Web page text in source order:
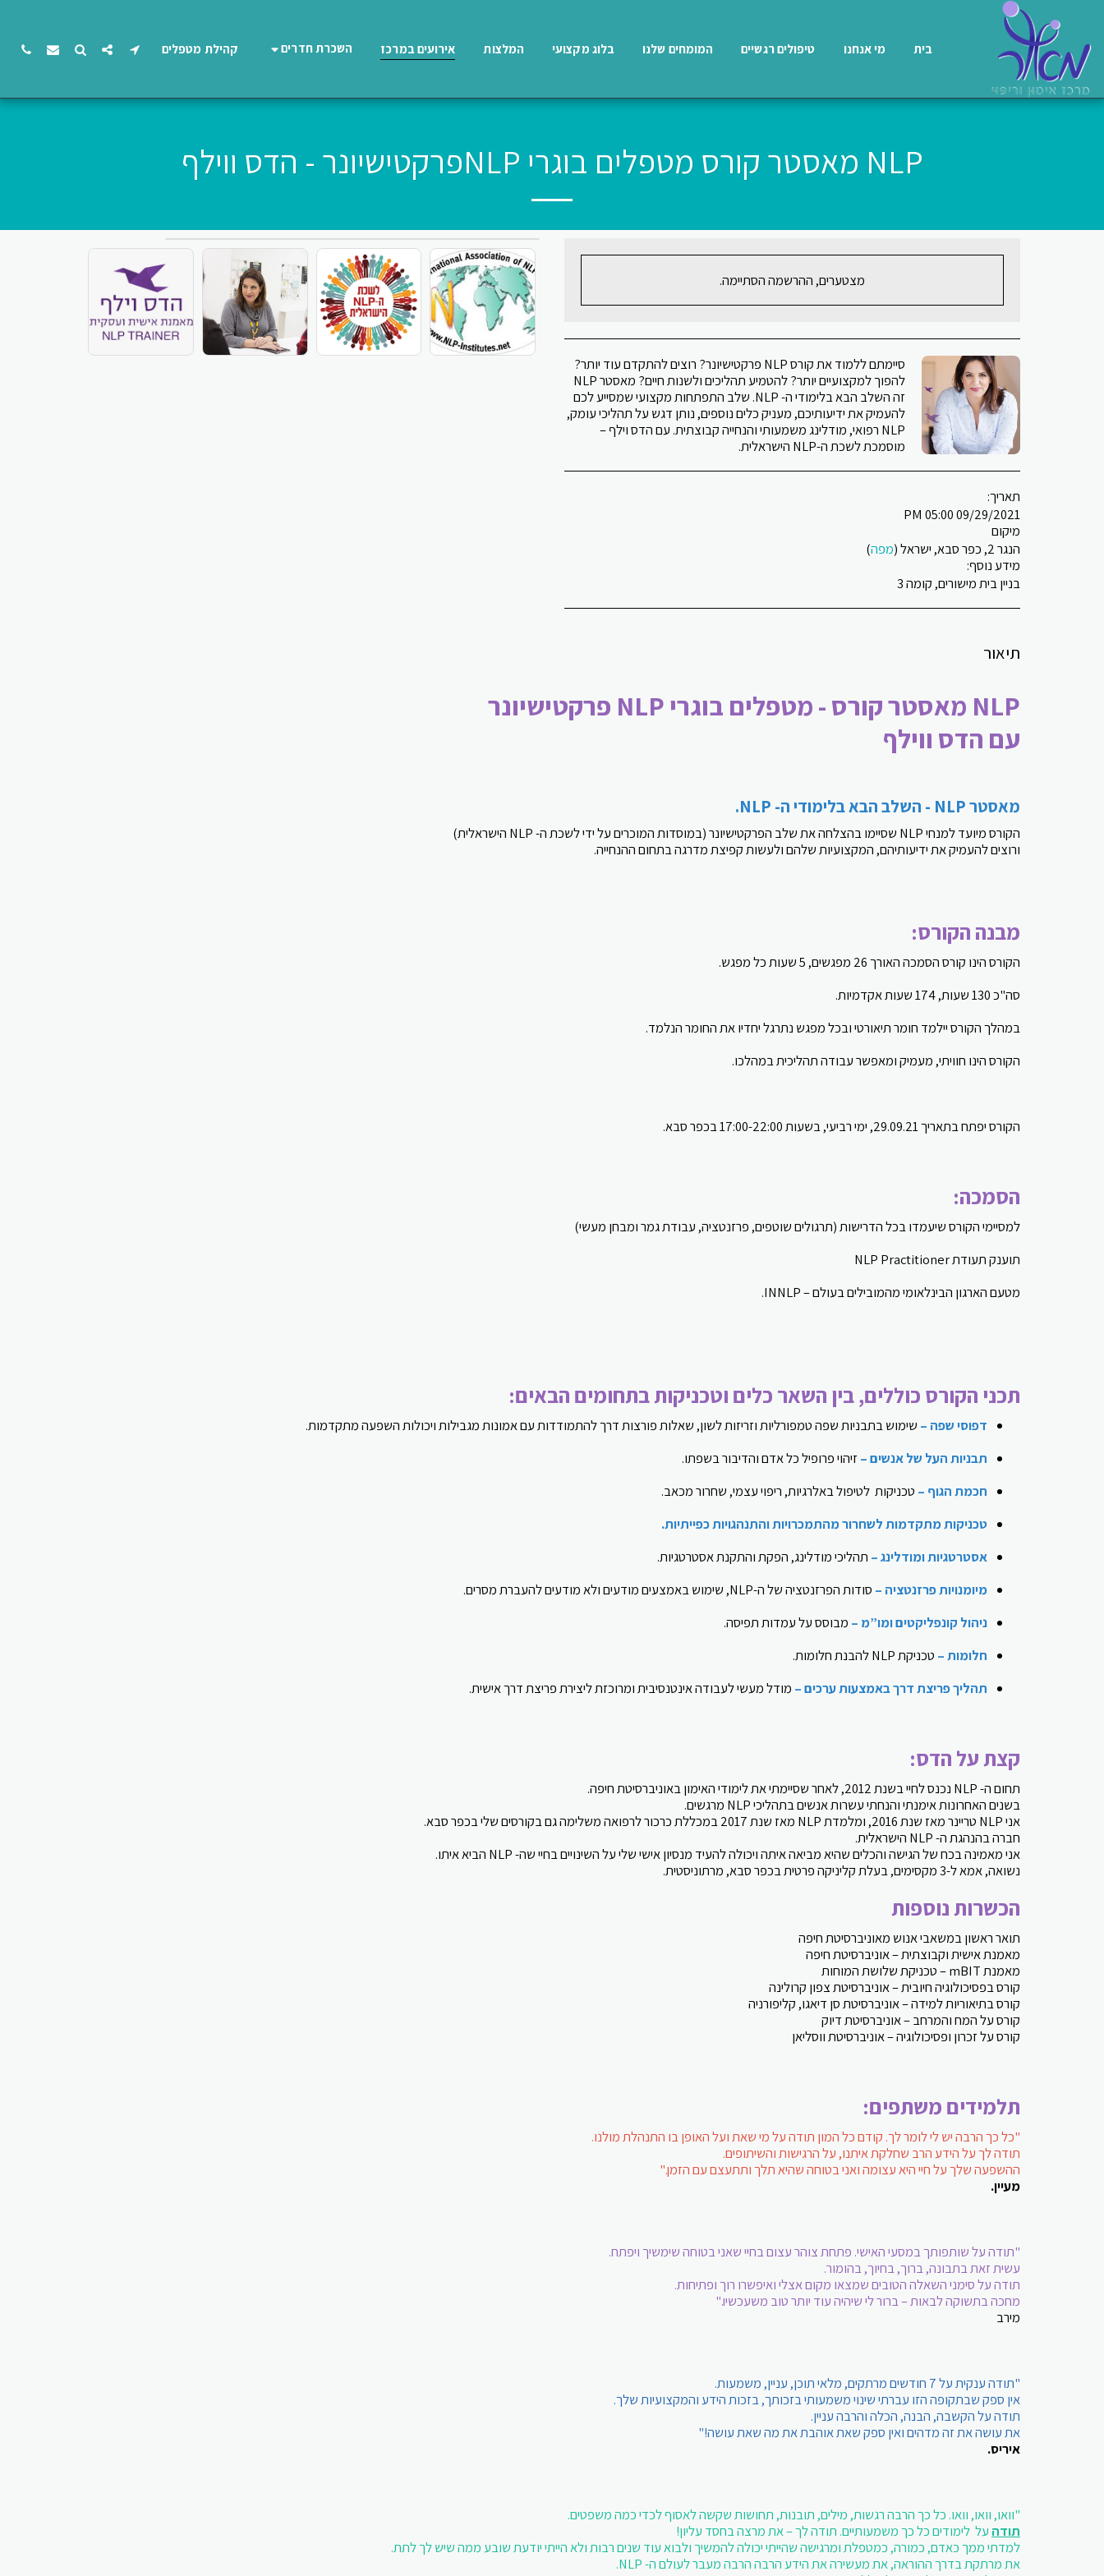
בית מי אנחנו טיפולים רגשיים המומחים שלנו בלוג מקצועי המלצות אירועים במרכז השכרת חדרים קהילת מטפלים
NLP מאסטר קורס מטפלים בוגרי NLPפרקטישיונר - הדס ווילף
מצטערים, ההרשמה הסתיימה.
סיימתם ללמוד את קורס NLP פרקטישיונר? רוצים להתקדם עוד יותר?
להפוך למקצועיים יותר? להטמיע תהליכים ולשנות חיים? מאסטר NLP
זה השלב הבא בלימודי ה- NLP. שלב התפתחות מקצועי שמסייע לכם
להעמיק את ידיעותיכם, מעניק כלים נוספים, נותן דגש על תהליכי עומק,
NLP רפואי, מודלינג משמעותי והנחייה קבוצתית. עם הדס וילף –
מוסמכת לשכת ה-NLP הישראלית.
תאריך:
09/29/2021 05:00 PM
מיקום
הנגר 2, כפר סבא, ישראל (
מפה)
מידע נוסף:
בניין בית מישורים, קומה 3
תיאור
NLP מאסטר קורס - מטפלים בוגרי NLP פרקטישיונר
עם הדס ווילף
מאסטר NLP - השלב הבא בלימודי ה- NLP.
הקורס מיועד למנחי NLP שסיימו בהצלחה את שלב הפרקטישיונר (במוסדות המוכרים על ידי לשכת ה- NLP הישראלית)
ורוצים להעמיק את ידיעותיהם, המקצועיות שלהם ולעשות קפיצת מדרגה בתחום ההנחייה.
מבנה הקורס:
הקורס הינו קורס הסמכה האורך 26 מפגשים, 5 שעות כל מפגש.
סה"כ 130 שעות, 174 שעות אקדמיות.
במהלך הקורס יילמד חומר תיאורטי ובכל מפגש נתרגל יחדיו את החומר הנלמד.
הקורס הינו חוויתי, מעמיק ומאפשר עבודה תהליכית במהלכו.
הקורס יפתח בתאריך 29.09.21, ימי רביעי, בשעות 17:00-22:00 בכפר סבא.
הסמכה:
למסיימי הקורס שיעמדו בכל הדרישות (תרגולים שוטפים, פרזנטציה, עבודת גמר ומבחן מעשי)
תוענק תעודת NLP Practitioner
מטעם הארגון הבינלאומי מהמובילים בעולם – INNLP.
תכני הקורס כוללים, בין השאר כלים וטכניקות בתחומים הבאים:
דפוסי שפה – שימוש בתבניות שפה טמפורליות וזריזות לשון, שאלות פורצות דרך להתמודדות עם אמונות מגבילות ויכולות השפעה מתקדמות.
תבניות העל של אנשים –זיהוי פרופיל כל אדם והדיבור בשפתו.
חכמת הגוף – טכניקות לטיפול באלרגיות, ריפוי עצמי, שחרור מכאב.
טכניקות מתקדמות לשחרור מהתמכרויות והתנהגויות כפייתיות.
אסטרטגיות ומודלינג – תהליכי מודלינג, הפקת והתקנת אסטרטגיות.
מיומנויות פרזנטציה – סודות הפרזנטציה של ה-NLP, שימוש באמצעים מודעים ולא מודעים להעברת מסרים.
ניהול קונפליקטים ומו”מ – מבוסס על עמדות תפיסה.
חלומות – טכניקת NLP להבנת חלומות.
תהליך פריצת דרך באמצעות ערכים – מודל מעשי לעבודה אינטנסיבית ומרוכזת ליצירת פריצת דרך אישית.
קצת על הדס:
תחום ה- NLP נכנס לחיי בשנת 2012, לאחר שסיימתי את לימודי האימון באוניברסיטת חיפה.
בשנים האחרונות אימנתי והנחתי עשרות אנשים בתהליכי NLP מרגשים.
אני NLP טריינר מאז שנת 2016, ומלמדת NLP מאז שנת 2017 במכללת כרכור לרפואה משלימה גם בקורסים שלי בכפר סבא.
חברה בהנהגת ה- NLP הישראלית.
אני מאמינה בכח של הגישה והכלים שהיא מביאה איתה ויכולה להעיד מנסיון אישי שלי על השינויים בחיי שה- NLP הביא איתו.
נשואה, אמא ל-3 מקסימים, בעלת קליניקה פרטית בכפר סבא, מרתוניסטית.
הכשרות נוספות
תואר ראשון במשאבי אנוש מאוניברסיטת חיפה
מאמנת אישית וקבוצתית – אוניברסיטת חיפה
מאמנת mBIT – טכניקת שלושת המוחות
קורס בפסיכולוגיה חיובית – אוניברסיטת צפון קרולינה
קורס בתיאוריות למידה – אוניברסיטת סן דיאגו, קליפורניה
קורס על המח והמרחב – אוניברסיטת דיוק
קורס על זכרון ופסיכולוגיה – אוניברסיטת ווסליאן
תלמידים משתפים:
"כל כך הרבה יש לי לומר לך. קודם כל המון תודה על מי שאת ועל האופן בו התנהלת מולנו.
תודה לך על הידע הרב שחלקת איתנו, על הרגישות והשיתופים.
ההשפעה שלך על חיי היא עצומה ואני בטוחה שהיא תלך ותתעצם עם הזמן."
מעיין.
"תודה על שותפותך במסעי האישי. פתחת צוהר עצום בחיי שאני בטוחה שימשיך ויפתח.
עשית זאת בתבונה, ברוך, בחיוך, בהומור.
תודה על סימני השאלה הטובים שמצאו מקום אצלי ואיפשרו רוך ופתיחות.
מחכה בתשוקה לבאות – ברור לי שיהיה עוד יותר טוב משעכשיו."
מירב
"תודה ענקית על 7 חודשים מרתקים, מלאי תוכן, עניין, משמעות.
אין ספק שבתקופה הזו עברתי שינוי משמעותי בזכותך, בזכות הידע והמקצועיות שלך.
תודה על הקשבה, הבנה, הכלה והרבה עניין.
את עושה את זה מדהים ואין ספק שאת אוהבת את מה שאת עושה!"
איריס.
"וואו, וואו, וואו. כל כך הרבה רגשות, מילים, תובנות, תחושות שקשה לאסוף לכדי כמה משפטים.
תודה על לימודים כל כך משמעותיים. תודה לך – את מרצה בחסד עליון!
למדתי ממך כאדם, כמורה, כמטפלת ומרגישה שהייתי יכולה להמשיך ולבוא עוד שנים רבות ולא הייתי יודעת שובע ממה שיש לך לתת.
את מרתקת בדרך ההוראה, את מעשירה את הידע הרבה הרבה מעבר לעולם ה- NLP.